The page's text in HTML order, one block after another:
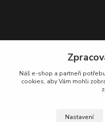
BikeForce.cz
Náš e-shop a partneři
cookies, aby Vám mohli
Nastavení